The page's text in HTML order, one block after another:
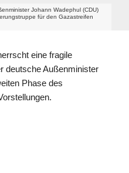
Johann Wadephul (CDU)
für den Gazastreifen
eine fragile
deutsche Außenminister
Phase des